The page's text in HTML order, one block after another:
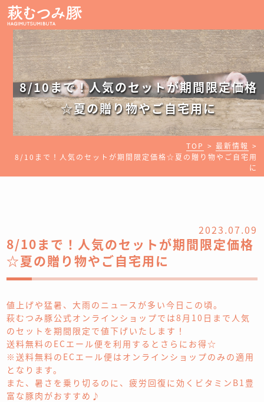
8/10まで！人気のセットが期間限定価格
☆夏の贈り物やご自宅用に
TOP
最新情報
8/10まで！人気のセットが期間限定価格☆夏の贈り物やご自宅用
に
2023.07.09
8/10まで！人気のセットが期間限定価格
☆夏の贈り物やご自宅用に
値上げや猛暑、大雨のニュースが多い今日この頃。
萩むつみ豚公式オンラインショップでは8月10日まで人気
のセットを期間限定で値下げいたします！
送料無料のECエール便を利用するとさらにお得☆
※送料無料のECエール便はオンラインショップのみの適用
となります。
また、暑さを乗り切るのに、疲労回復に効くビタミンB1豊
富な豚肉がおすすめ♪